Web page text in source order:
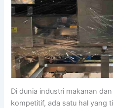
Di dunia industri makanan
kompetitif, ada satu hal yang